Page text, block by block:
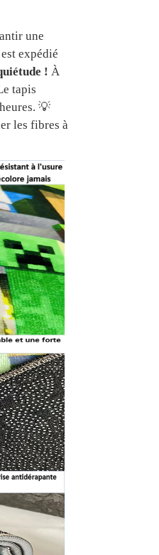
une
expédié
! À
tapis
💡
les fibres à